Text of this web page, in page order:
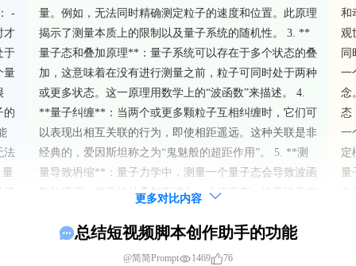
-
才
于
量
的
法
量。例如，无法同时精确测定粒子的速度和位置。此原理
揭示了测量本质上的限制以及量子系统的随机性。 3. **
量子态和叠加原理**：量子系统可以存在于多个状态的叠
加，这意味着在没有进行测量之前，粒子可同时处于两种
或更多状态。这一原理用数学上的“波函数”来描述。 4.
**量子纠缠**：当两个或更多颗粒子互相纠缠时，它们可
以表现出相互关联的行为，即使相距遥远。这种关联是非
经典的，爱因斯坦称之为“鬼魅般的超距作用”。 5. **测
量导致坍缩**：量子力学中，测量一个量子态会导致波函
数的坍缩，使系统从叠加态进入一个确定态。这意味着在
应用 量子力学的基本原理已经应用于多个现代科技领
域，推动了许多技术创新： 1. **半导体技术和电子设备
和
观
一
念
态
一
定
量
更多对比内容
总结短视频脚本创作助手的功能
@简简Prompt 1469 76